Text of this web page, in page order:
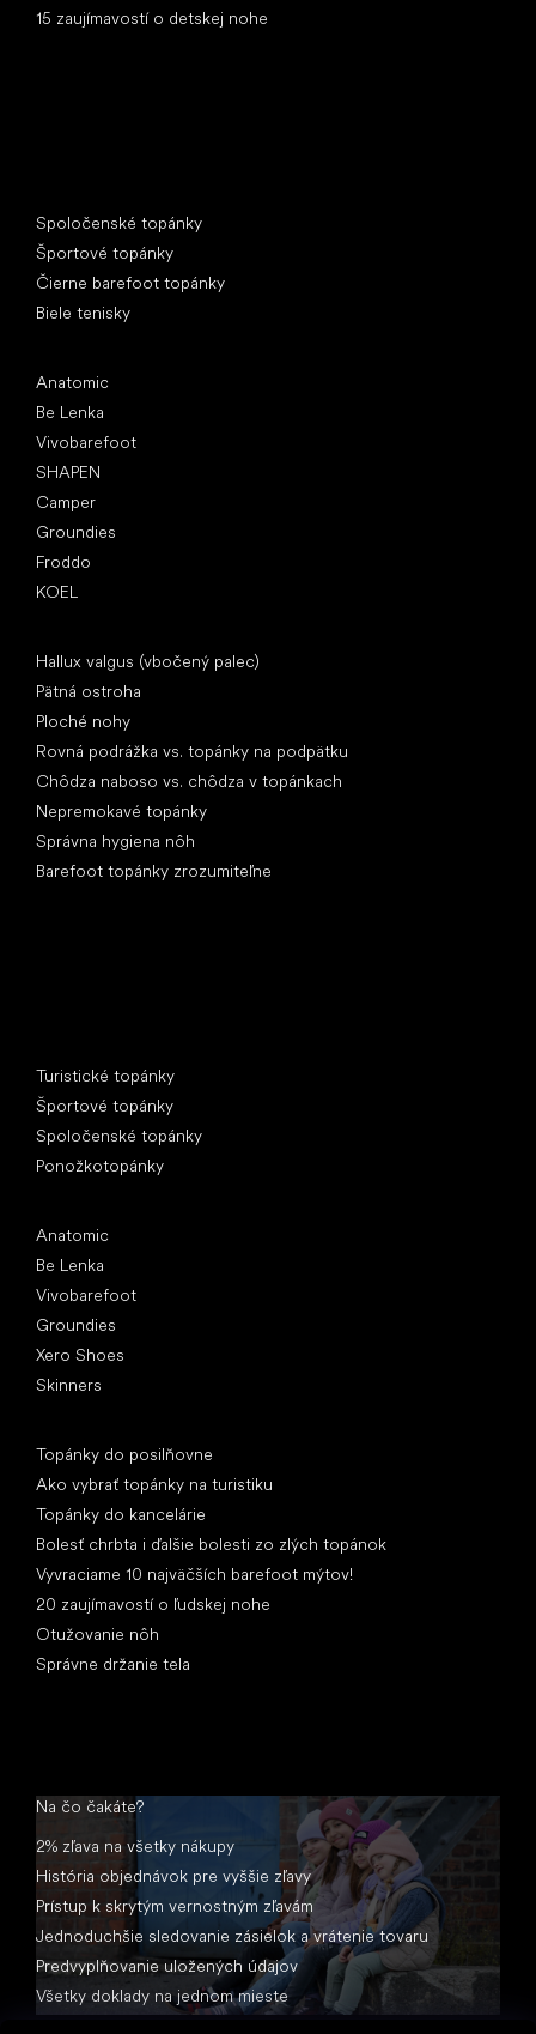
15 zaujímavostí o detskej nohe
Spoločenské topánky
Športové topánky
Čierne barefoot topánky
Biele tenisky
Anatomic
Be Lenka
Vivobarefoot
SHAPEN
Camper
Groundies
Froddo
KOEL
Hallux valgus (vbočený palec)
Pätná ostroha
Ploché nohy
Rovná podrážka vs. topánky na podpätku
Chôdza naboso vs. chôdza v topánkach
Nepremokavé topánky
Správna hygiena nôh
Barefoot topánky zrozumiteľne
Turistické topánky
Športové topánky
Spoločenské topánky
Ponožkotopánky
Anatomic
Be Lenka
Vivobarefoot
Groundies
Xero Shoes
Skinners
Topánky do posilňovne
Ako vybrať topánky na turistiku
Topánky do kancelárie
Bolesť chrbta i ďalšie bolesti zo zlých topánok
Vyvraciame 10 najväčších barefoot mýtov!
20 zaujímavostí o ľudskej nohe
Otužovanie nôh
Správne držanie tela
Na čo čakáte?
2% zľava na všetky nákupy
História objednávok pre vyššie zľavy
Prístup k skrytým vernostným zľavám
Jednoduchšie sledovanie zásielok a vrátenie tovaru
Predvyplňovanie uložených údajov
Všetky doklady na jednom mieste